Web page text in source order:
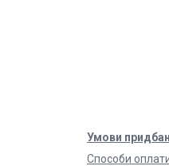
Умови
Способи